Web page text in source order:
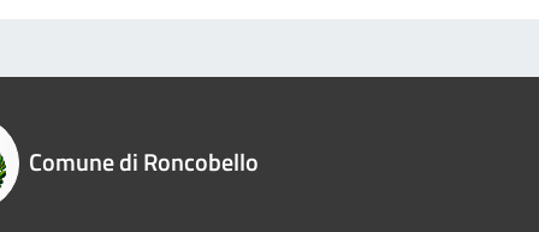
Comune di Roncobello